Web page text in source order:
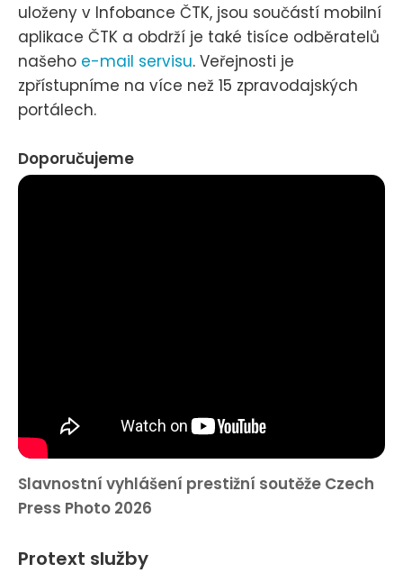
uloženy v Infobance ČTK, jsou součástí mobilní
aplikace ČTK a obdrží je také tisíce odběratelů
našeho e-mail servisu. Veřejnosti je
zpřístupníme na více než 15 zpravodajských
portálech.
Doporučujeme
Slavnostní vyhlášení prestižní soutěže Czech
Press Photo 2026
Protext služby